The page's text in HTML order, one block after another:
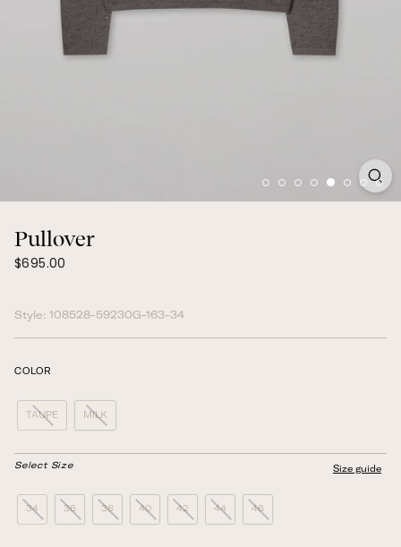
Pullover
Prix
$695.00
Style: 108528-59230G-163-34
COLOR
TAUPE MILK
Select Size Size guide
34 36 38 40 42 44 46